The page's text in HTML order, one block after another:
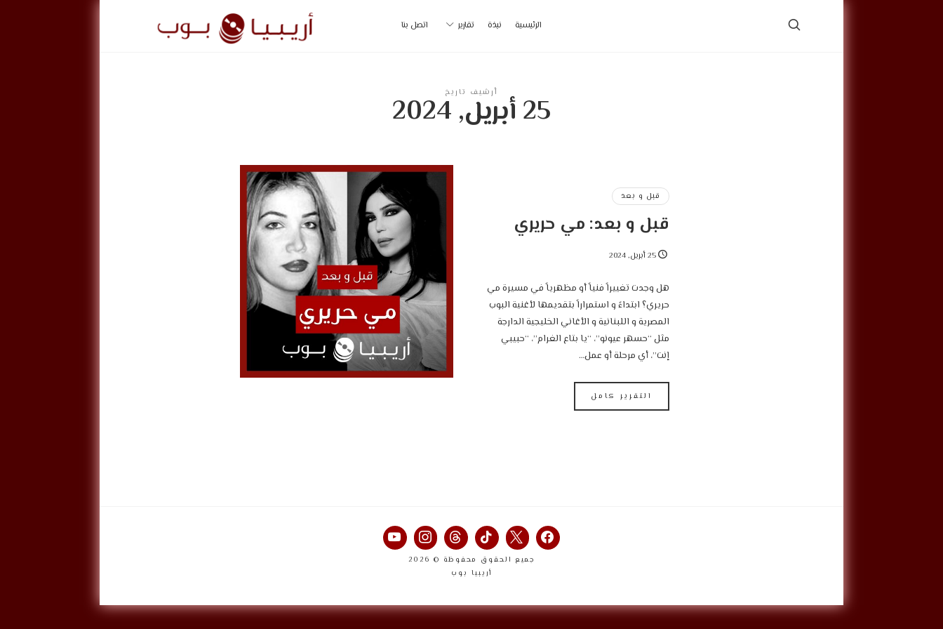
الرئيسية نبذة تقارير اتصل بنا
أريبيا
أرشيف تاريخ
25 أبريل, 2024
قبل و بعد
قبل و بعد: مي حريري
25 أبريل, 2024
هل وجدت تغييراً فنياً أو مظهرياً في مسيرة مي
حريري؟ ابتداءً و استمراراً بتقديمها لأغنية البوب
المصرية و اللبنانية و الأغاني الخليجية الدارجة
مثل “حسهر عيونو”، “يا بتاع الغرام”، “حبيبي
إنت”، أي مرحلة أو عمل…
التقرير كامل
جميع الحقوق محفوظة © 2026
أريبيا بوب